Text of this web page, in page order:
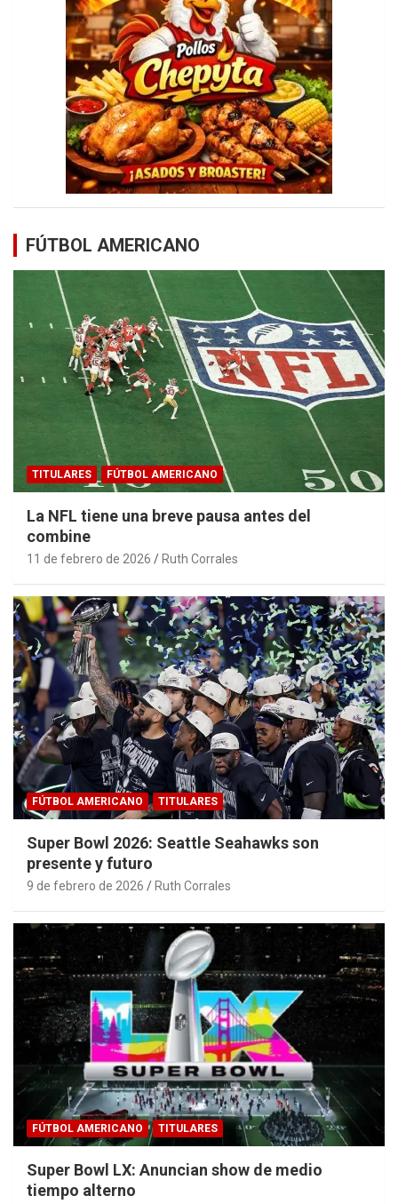
FÚTBOL AMERICANO
TITULARES FÚTBOL AMERICANO
La NFL tiene una breve pausa antes del
combine
11 de febrero de 2026 Ruth Corrales
FÚTBOL AMERICANO TITULARES
Super Bowl 2026: Seattle Seahawks son
presente y futuro
9 de febrero de 2026 Ruth Corrales
FÚTBOL AMERICANO TITULARES
Super Bowl LX: Anuncian show de medio
tiempo alterno